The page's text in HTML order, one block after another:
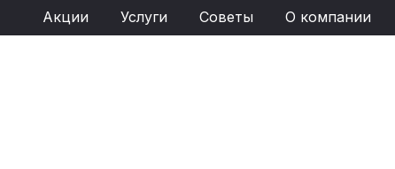
Акции Услуги Советы О компании